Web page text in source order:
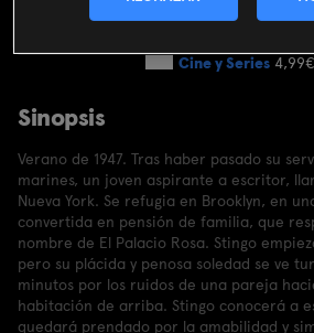
Cine y Series 4,99€
Sinopsis
Verano de 1947. Tras haber pasado su
marines, un joven aspirante a escritor,
Nueva York. Se refugia en Brooklyn, en
convertida en pensión de familia, que
nombre de El Palacio Rosa. Stingo
pero su plácida y penosa soledad se ve
minutos por los ruidos de una pareja
habitación de arriba. Stingo conocerá a
quedará prendado por la amabilidad y